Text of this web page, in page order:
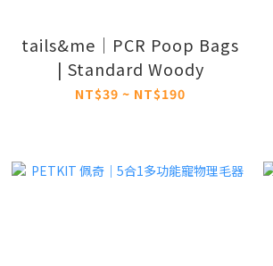
tails&me｜PCR Poop Bags
| Standard Woody
NT$39 ~ NT$190